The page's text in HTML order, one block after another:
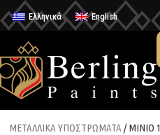
Ελληνικά English
ΜΕΤΑΛΛΙΚΑ ΥΠΟΣΤΡΩΜΑΤΑ / ΜΙΝΙΟ